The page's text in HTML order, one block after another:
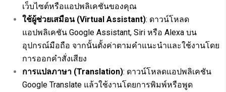
เว็บไซต์หรือแอปพลิเคชันของคุณ
ใช้ผู้ช่วยเสมือน (Virtual Assistant): ดาวน์โหลด
แอปพลิเคชัน Google Assistant, Siri หรือ Alexa บน
อุปกรณ์มือถือ จากนั้นตั้งค่าตามคำแนะนำและใช้งานโดย
การออกคำสั่งเสียง
การแปลภาษา (Translation): ดาวน์โหลดแอปพลิเคชัน
Google Translate แล้วใช้งานโดยการพิมพ์หรือพูด